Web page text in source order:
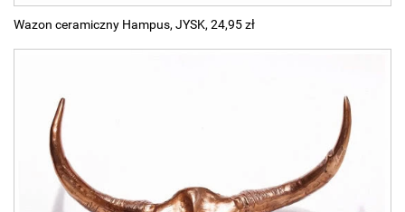
Wazon ceramiczny Hampus, JYSK, 24,95 zł